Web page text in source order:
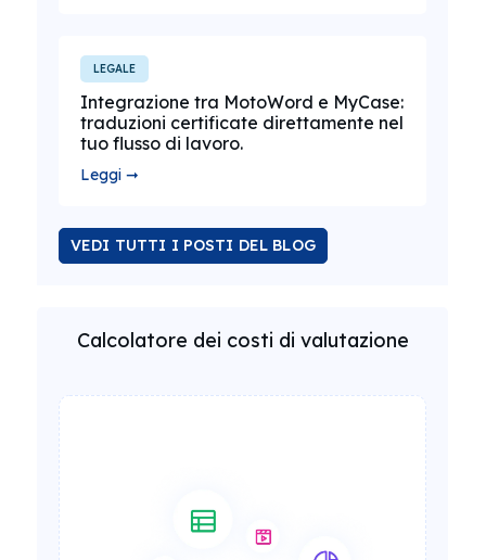
LEGALE
Integrazione tra MotoWord e MyCase:
traduzioni certificate direttamente nel
tuo flusso di lavoro.
Leggi ➞
VEDI TUTTI I POSTI DEL BLOG
Calcolatore dei costi di valutazione